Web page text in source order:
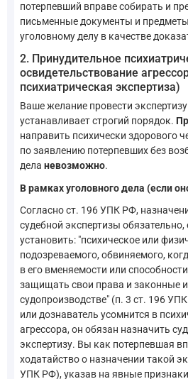
потерпевший вправе собирать и
письменные документы и
уголовному делу в качестве
2. Принудительное
освидетельствование
психиатрическая экспертиза)
Ваше желание провести
устанавливает строгий порядок.
направить психически здорового
по заявлению потерпевших без
дела невозможно.
В рамках уголовного дела (если
Согласно ст. 196 УПК РФ,
судебной экспертизы
установить: "психическое или
подозреваемого, обвиняемого,
в его вменяемости или
защищать свои права и законные
судопроизводстве" (п. 3 ст. 196
или дознаватель усомнится в
агрессора, он обязан назначить
экспертизу. Вы как потерпевшая
ходатайство о назначении такой
УПК РФ), указав на явные